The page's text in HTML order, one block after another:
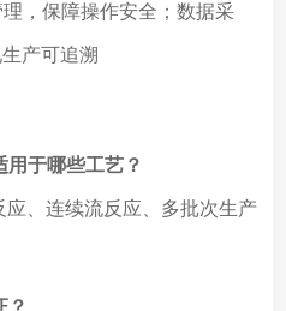
，保障操作安全；数据采
产可追溯
用于哪些工艺？
、连续流反应、多批次生产